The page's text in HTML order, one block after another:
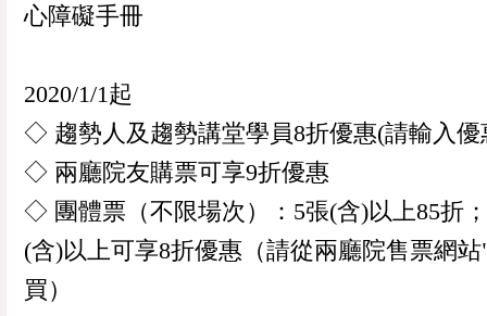
心障礙手冊
2020/1/1起
◇ 趨勢人及趨勢講堂學員8折優惠(請輸入優
◇ 兩廳院友購票可享9折優惠
◇ 團體票（不限場次）：5張(含)以上85折
(含)以上可享8折優惠（請從兩廳院售票網
買）